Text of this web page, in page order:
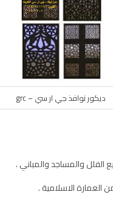
ديكور نوافذ جي ار سي – grc
الفلل والمساجد والمباني .
الاسلامية .